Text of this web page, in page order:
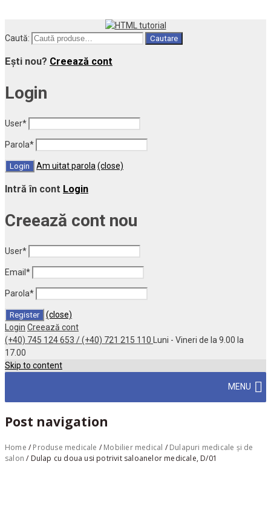
Caută: Cautare
Ești nou? Creează cont
Login
User*
Parola*
Am uitat parola (close)
Intră în cont Login
Creează cont nou
User*
Email *
Parola*
(close)
Login Creează cont
(+40) 745 124 653 / (+40) 721 215 110
Luni - Vineri de la 9.00 la
17.00
Skip to content
MENU
Post navigation
Home / Produse medicale / Mobilier medical / Dulapuri medicale și de
salon / Dulap cu doua usi potrivit saloanelor medicale, D/01